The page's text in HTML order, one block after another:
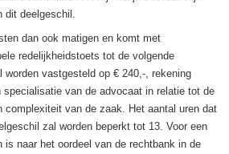
dit deelgeschil.
dan ook matigen en komt met
redelijkheidstoets tot de volgende
worden vastgesteld op € 240,-, rekening
specialisatie van de advocaat in relatie tot de
complexiteit van de zaak. Het aantal uren dat
zal worden beperkt tot 13. Voor een
is naar het oordeel van de rechtbank in de